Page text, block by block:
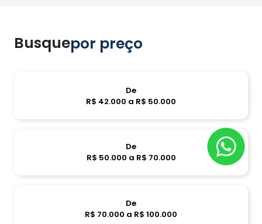
Busquepor preço
De
R$ 42.000 a R$ 50.000
De
R$ 50.000 a R$ 70.000
De
R$ 70.000 a R$ 100.000